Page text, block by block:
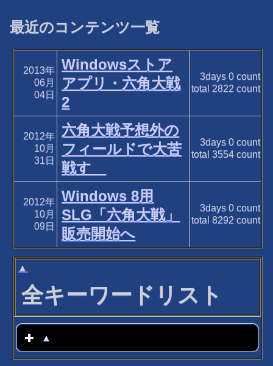
最近のコンテンツ一覧
2013年
06月
04日
Windowsストア
アプリ・六角大戦
2
3days 0count
total 2822 count
2012年
10月
31日
六角大戦予想外の
フィールドで大苦
戦す
3days 0count
total 3554count
2012年
10月
09日
Windows 8用
SLG「六角大戦」
販売開始へ
3days 0count
total 8292 count
▲
全キーワードリスト
▲